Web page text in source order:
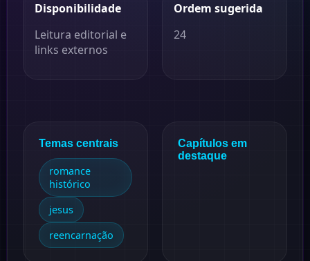
Disponibilidade
Leitura editorial e
links externos
Ordem sugerida
24
Temas centrais
romance
histórico
jesus
reencarnação
Capítulos em
destaque